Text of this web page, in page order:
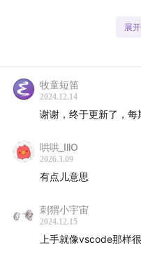
本期节目的嘉宾是文一
献经验。参与节目专门制
以下载阅读，地址：
结能力的年轻人。在学
仅收获了丰富的经验，还
在本期节目中，文一将
何在众多开源项目中精
展
牧童短笛
2024.12.14
谢谢，终于更新了，每
哄哄_IllO
2026.3.09
有点儿意思
刺猬小宇宙
2024.12.15
上手就像vscode那样